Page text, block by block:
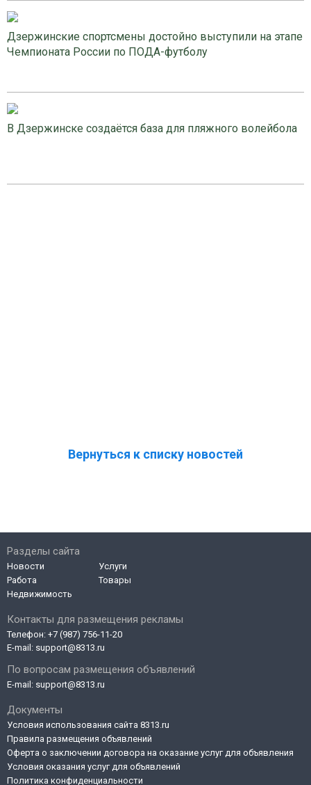
Дзержинские спортсмены достойно выступили на этапе
Чемпионата России по ПОДА-футболу
В Дзержинске создаётся база для пляжного волейбола
Вернуться к списку новостей
Контакты для размещения рекламы
Телефон: +7 (987) 756-11-20
E-mail: support@8313.ru
По вопросам размещения объявлений
E-mail: support@8313.ru
Документы
Условия использования сайта 8313.ru
Правила размещения объявлений
Оферта о заключении договора на оказание услуг для объявления
Условия оказания услуг для объявлений
Политика конфиденциальности
Разделы сайта
Новости
Работа
Недвижимость
Услуги
Товары